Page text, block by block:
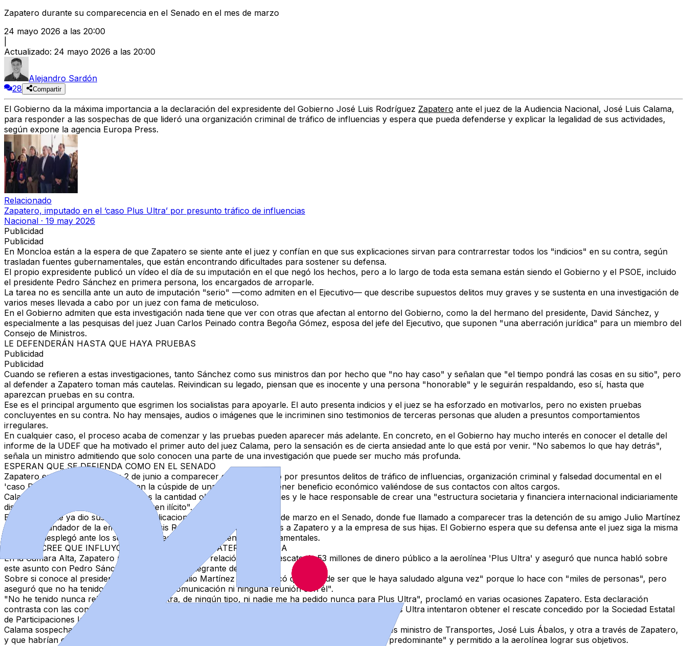
Zapatero durante su comparecencia en el Senado en el mes de marzo
24 mayo 2026 a las 20:00
Actualizado: 24 mayo 2026 a las 20:00
Alejandro Sardón
28
Compartir
El Gobierno da la máxima importancia a la declaración del expresidente del Gobierno José Luis Rodríguez Zapatero ante el juez de la Audiencia Nacional, José Luis Calama,
para responder a las sospechas de que lideró una organización criminal de tráfico de influencias y espera que pueda defenderse y explicar la legalidad de sus actividades,
según expone la agencia Europa Press.
Relacionado
Zapatero, imputado en el ‘caso Plus Ultra’ por presunto tráfico de influencias
Nacional · 19 may 2026
Publicidad
Publicidad
En Moncloa están a la espera de que Zapatero se siente ante el juez y confían en que sus explicaciones sirvan para contrarrestar todos los "indicios" en su contra, según
trasladan fuentes gubernamentales, que están encontrando dificultades para sostener su defensa.
El propio expresidente publicó un vídeo el día de su imputación en el que negó los hechos, pero a lo largo de toda esta semana están siendo el Gobierno y el PSOE, incluido
el presidente Pedro Sánchez en primera persona, los encargados de arroparle.
La tarea no es sencilla ante un auto de imputación "serio" —como admiten en el Ejecutivo— que describe supuestos delitos muy graves y se sustenta en una investigación de
varios meses llevada a cabo por un juez con fama de meticuloso.
En el Gobierno admiten que esta investigación nada tiene que ver con otras que afectan al entorno del Gobierno, como la del hermano del presidente, David Sánchez, y
especialmente a las pesquisas del juez Juan Carlos Peinado contra Begoña Gómez, esposa del jefe del Ejecutivo, que suponen "una aberración jurídica" para un miembro del
Consejo de Ministros.
LE DEFENDERÁN HASTA QUE HAYA PRUEBAS
Publicidad
Publicidad
Cuando se refieren a estas investigaciones, tanto Sánchez como sus ministros dan por hecho que "no hay caso" y señalan que "el tiempo pondrá las cosas en su sitio", pero
al defender a Zapatero toman más cautelas. Reivindican su legado, piensan que es inocente y una persona "honorable" y le seguirán respaldando, eso sí, hasta que
aparezcan pruebas en su contra.
Ese es el principal argumento que esgrimen los socialistas para apoyarle. El auto presenta indicios y el juez se ha esforzado en motivarlos, pero no existen pruebas
concluyentes en su contra. No hay mensajes, audios o imágenes que le incriminen sino testimonios de terceras personas que aluden a presuntos comportamientos
irregulares.
En cualquier caso, el proceso acaba de comenzar y las pruebas pueden aparecer más adelante. En concreto, en el Gobierno hay mucho interés en conocer el detalle del
informe de la UDEF que ha motivado el primer auto del juez Calama, pero la sensación es de cierta ansiedad ante lo que está por venir. "No sabemos lo que hay detrás",
señala un ministro admitiendo que solo conocen una parte de una investigación que puede ser mucho más profunda.
ESPERAN QUE SE DEFIENDA COMO EN EL SENADO
Zapateroestá citado el martes 2 de junio a comparecer como imputado por presuntos delitos de tráfico de influencias, organización criminal y falsedad documental en el
'caso Plus Ultra'
y el juez le sitúa en la cúspide de una trama para obtener beneficio económico valiéndose de sus contactos con altos cargos.
Calama cifra en
dos millones de euros la cantidad obtenida en comisiones y le hace responsable de crear una "estructura societaria y financiera internacional indiciariamente
diseñada para canalizar fondos de origen ilícito".
El expresidente ya dio sus primeras explicaciones públicas el pasado 2 de marzo en el Senado, donde fue llamado a comparecer tras la detención de su amigo Julio Martínez
Martínez
, fundador de la empresa Análisis Relevante
, que realizó pagos a Zapatero y a la empresa de sus hijas. El Gobierno espera que su defensa ante el juez siga la misma
línea que desplegó ante los senadores, según apuntan fuentes gubernamentales.
EL JUEZ CREE QUE INFLUYÓ EN EL RESCATE Y ZAPATERO LO NIEGA
En la Cámara Alta, Zapatero negó cualquier tipo de "relación" con el rescate de 53 millones de dinero público a la aerolínea 'Plus Ultra' y aseguró que nunca habló sobre
este asunto con Pedro Sánchez ni con ningún integrante del Ejecutivo.
Sobre si conoce al presidente de Plus Ultra, Julio Martínez Sola, explicó que
"puede ser que le haya saludado alguna vez" porque lo hace con "miles de personas", pero
aseguró que no ha tenido nunca
"ninguna comunicación ni ninguna reunión con él".
"No he tenido nunca relación con Plus Ultra, de ningún tipo, ni nadie me ha pedido nunca para Plus Ultra", proclamó en varias ocasiones Zapatero. Esta declaración
contrasta con las conclusiones a las que llega el juez Calama
, que considera que los directivos de Plus Ultra intentaron obtener el rescate concedido por la Sociedad Estatal
de Participaciones Industriales (SEPI) por mecanismos ajenos a la legalidad.
Calama sospecha que se articularon
: una a través del entonces ministro de Transportes, José Luis Ábalos, y otra a través de Zapatero,
y que habrían operado de manera simultánea, pero la del expresidente habría adquirido un "papel predominante" y permitido a la aerolínea lograr sus objetivos.